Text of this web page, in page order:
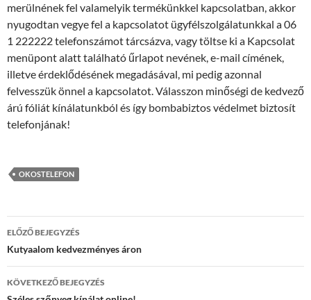
merülnének fel valamelyik termékünkkel kapcsolatban, akkor
nyugodtan vegye fel a kapcsolatot ügyfélszolgálatunkkal a 06
1 222222 telefonszámot tárcsázva, vagy töltse ki a Kapcsolat
menüpont alatt található űrlapot nevének, e-mail címének,
illetve érdeklődésének megadásával, mi pedig azonnal
felvesszük önnel a kapcsolatot. Válasszon minőségi de kedvező
árú fóliát kínálatunkból és így bombabiztos védelmet biztosít
telefonjának!
OKOSTELEFON
Bejegyzés
navigáció
ELŐZŐ BEJEGYZÉS
Kutyaalom kedvezményes áron
KÖVETKEZŐ BEJEGYZÉS